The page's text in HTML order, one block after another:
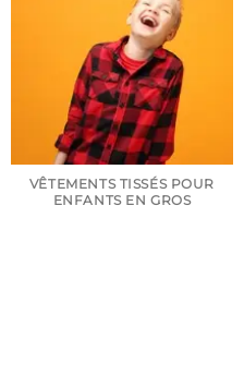
VÊTEMENTS TISSÉS POUR
ENFANTS EN GROS